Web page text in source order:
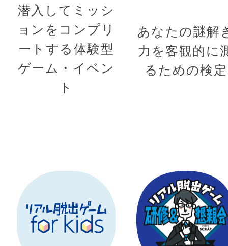
潜入してミッシ
ョンをコンプリ
ートする体験型
ゲーム・イベン
ト
あなたの謎解
力を客観的に
るための検定